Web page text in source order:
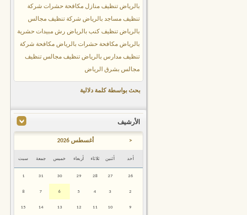
بالرياض تنظيف منازل مكافحة حشرات شركة
تنظيف مساجد بالرياض شركة تنظيف مجالس
بالرياض تنظيف كنب بالرياض رش مبيدات حشرية
بالرياض مكافحة حشرات بالرياض مكافحة شركة
تنظيف مدارس بالرياض تنظيف مجالس تنظيف
مجالس بشرق الرياض
بحث بواسطة كلمة دلالية
الأرشيف
< أغسطس 2026
أحد أثنين ثلاثاء أربعاء خميس جمعة سبت
26
27
28
29
30
31
1
2
3
4
5
6
7
8
9
10
11
12
13
14
15